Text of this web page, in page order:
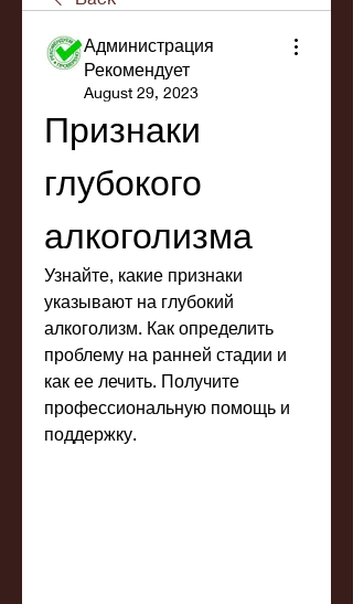
Администрация
Рекомендует
August 29, 2023
Признаки
глубокого
алкоголизма
Узнайте, какие признаки
указывают на глубокий
алкоголизм. Как определить
проблему на ранней стадии и
как ее лечить. Получите
профессиональную помощь и
поддержку.